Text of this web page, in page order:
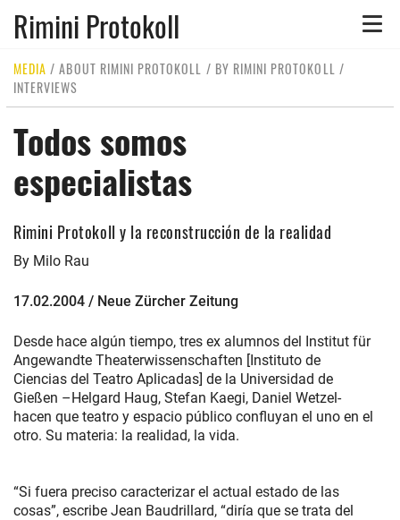
Toggle
Rimini Protokoll
MEDIA /ABOUT RIMINI PROTOKOLL / BY RIMINI PROTOKOLL /
INTERVIEWS
Todos somos
especialistas
Rimini Protokoll y la reconstrucción de la realidad
By Milo Rau
17.02.2004 / Neue Zürcher Zeitung
Desde hace algún tiempo, tres ex alumnos del Institut für
Angewandte Theaterwissenschaften [Instituto de
Ciencias del Teatro Aplicadas] de la Universidad de
Gießen –Helgard Haug, Stefan Kaegi, Daniel Wetzel-
hacen que teatro y espacio público confluyan el uno en el
otro. Su materia: la realidad, la vida.
“Si fuera preciso caracterizar el actual estado de las
cosas”, escribe Jean Baudrillard, “diría que se trata del